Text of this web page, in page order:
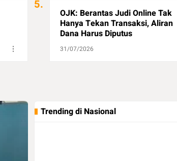
5.
OJK: Berantas Judi Online Tak
Hanya Tekan Transaksi, Aliran
Dana Harus Diputus
31/07/2026
Trending di Nasional